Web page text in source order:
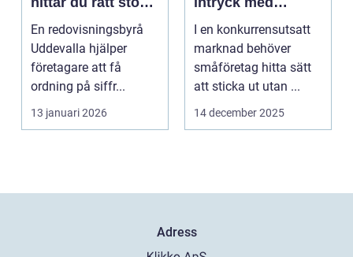
för företagets
ekonomi
En redovisningsbyrå
Uddevalla hjälper
företagare att få
ordning på siffr...
13 januari 2026
kreativ
marknadsföring
I en konkurrensutsatt
marknad behöver
småföretag hitta sätt
att sticka ut utan ...
14 december 2025
Adress